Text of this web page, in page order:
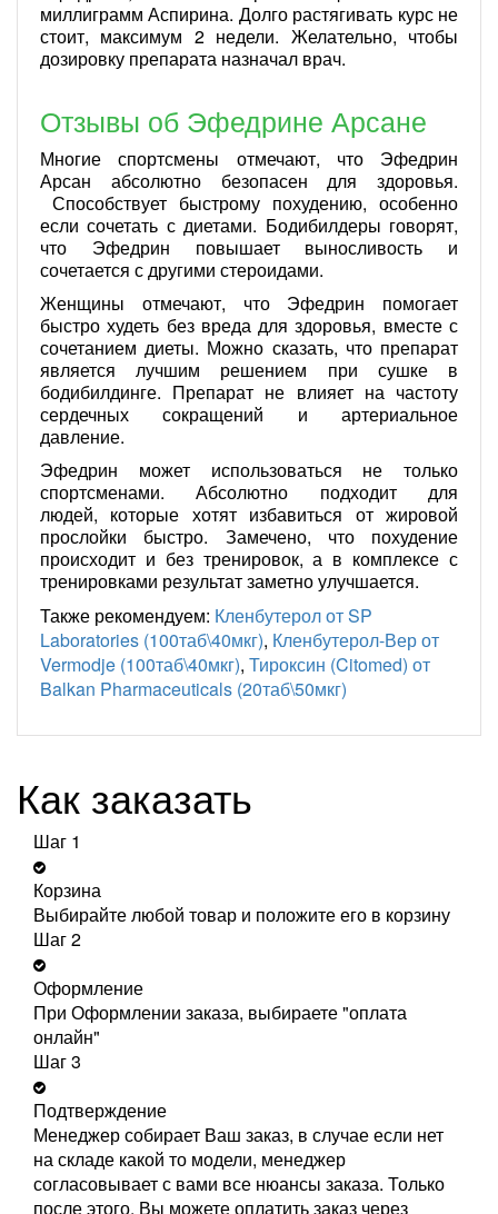
миллиграмм Аспирина. Долго растягивать курс не
стоит, максимум 2 недели. Желательно, чтобы
дозировку препарата назначал врач.
Отзывы об Эфедрине Арсане
Многие спортсмены отмечают, что Эфедрин
Арсан абсолютно безопасен для здоровья.
Способствует быстрому похудению, особенно
если сочетать с диетами. Бодибилдеры говорят,
что Эфедрин повышает выносливость и
сочетается с другими стероидами.
Женщины отмечают, что Эфедрин помогает
быстро худеть без вреда для здоровья, вместе с
сочетанием диеты. Можно сказать, что препарат
является лучшим решением при сушке в
бодибилдинге. Препарат не влияет на частоту
сердечных сокращений и артериальное
давление.
Эфедрин может использоваться не только
спортсменами. Абсолютно подходит для
людей, которые хотят избавиться от жировой
прослойки быстро. Замечено, что похудение
происходит и без тренировок, а в комплексе с
тренировками результат заметно улучшается.
Также рекомендуем: Кленбутерол от SP
Laboratories (100таб\40мкг), Кленбутерол-Вер от
Vermodje (100таб\40мкг), Тироксин (Citomed) от
Balkan Pharmaceuticals (20таб\50мкг)
Как заказать
Шаг 1
Корзина
Выбирайте любой товар и положите его в корзину
Шаг 2
Оформление
При Оформлении заказа, выбираете "оплата
онлайн"
Шаг 3
Подтверждение
Менеджер собирает Ваш заказ, в случае если нет
на складе какой то модели, менеджер
согласовывает с вами все нюансы заказа. Только
после этого, Вы можете оплатить заказ через